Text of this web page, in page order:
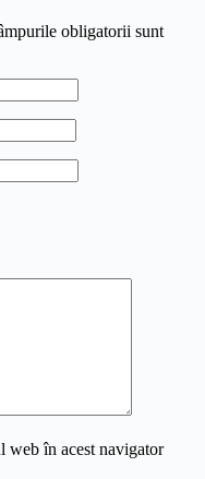
obligatorii sunt
web în acest navigator